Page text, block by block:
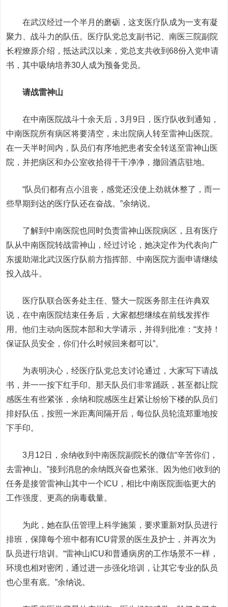
在武汉经过一个半月的磨砺，这支医疗队成为一支有凝
聚力、战斗力的队伍。医疗队党总支副书记、南医三院副院
长程燎原介绍，抵达武汉以来，党总支共收到68份入党申请
书，其中吸纳培养30人成为预备党员。
请战雷神山
在中南医院战斗十余天后，3月9日，医疗队收到通知，
中南医院所有病区将要清空，未出院病人转至雷神山医院。
在一天半时间内，队员们有序地把患者安全转送至雷神山医
院，并把病区和办公室收拾得干干净净，撤回酒店驻地。
“队员们都有点小沮丧，感觉还没使上劲就休整了，而一
些早期到达的医疗队还在奋战。”余纳说。
了解到中南医院也同时负责雷神山医院病区，且有医疗
队从中南医院转战雷神山，经过讨论，她决定作为代表向广
东援助湖北武汉医疗队前方指挥部、中南医院方面申请继续
投入战斗。
医疗队联合医务处主任、暨大一院医务部主任许典双
说，在中南医院结束任务后，大家都想继续在前线发挥作
用。他们主动向医院本部和大学请示，并得到批准：“支持！
保证队员安全，你们什么时候回来都可以”。
为表明决心，经医疗队党总支讨论通过，大家写下请战
书，并一一按下红手印。那天队员们非常踊跃，甚至都让院
感医生有些紧张，余纳和院感医生赶紧让纷纷下楼的队员们
排好队伍，按照一米距离间隔开后，每位队员轮流郑重地按
下手印。
3月12日，余纳收到中南医院副院长的微信“辛苦你们，
去雷神山。”接到消息的余纳既兴奋也紧张。因为他们收到的
任务是接管雷神山其中一个ICU，相比中南医院面临更大的
工作强度、更高的病毒载量。
为此，她在队伍管理上科学施策，要求重新对队员进行
排班，保障每个班中都有ICU背景的医生及护士，并再次为
队员进行培训。“雷神山ICU和普通病房的工作场景不一样，
环境也相对密闭，通过进一步强化培训，让其它专业的队员
也心里有底。”余纳说。